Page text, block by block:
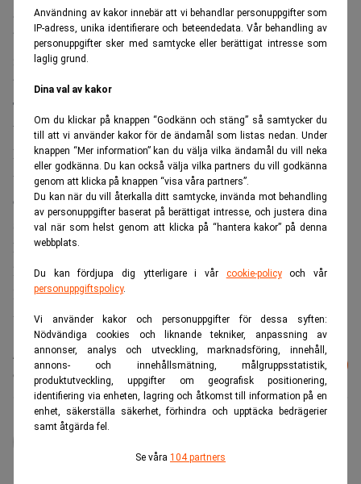
Användning av kakor innebär att vi behandlar personuppgifter som
IP-adress, unika identifierare och beteendedata. Vår behandling av
personuppgifter sker med samtycke eller berättigat intresse som
laglig grund.
Dina val av kakor
Om du klickar på knappen “Godkänn och stäng” så samtycker du
till att vi använder kakor för de ändamål som listas nedan. Under
knappen “Mer information” kan du välja vilka ändamål du vill neka
eller godkänna. Du kan också välja vilka partners du vill godkänna
genom att klicka på knappen “visa våra partners”.
Du kan när du vill återkalla ditt samtycke, invända mot behandling
av personuppgifter baserat på berättigat intresse, och justera dina
val när som helst genom att klicka på “hantera kakor” på denna
webbplats.
Du kan fördjupa dig ytterligare i vår cookie-policyoch vår
personuppgiftspolicy.
Vi använder kakor och personuppgifter för dessa syften:
Nödvändiga cookies och liknande tekniker, anpassning av
annonser, analys och utveckling, marknadsföring, innehåll,
annons- och innehållsmätning, målgruppsstatistik,
produktutveckling, uppgifter om geografisk positionering,
identifiering via enheten, lagring och åtkomst till information på en
enhet, säkerställa säkerhet, förhindra och upptäcka bedrägerier
samt åtgärda fel.
Se våra 104 partners
amerikanska handelsdepartementet infört mot import av
bestruket kinesiskt papper. Sådant papper används ofta
inom förlagsbranschen därför att det ger möjligheter till
bättre och skarpare tryck än obestruket papper.
Tidigare på dagen visade WTO-handlingar att USA nu ber
WTO att tillsätta en grupp som ska granska i vilken mån
Pekingregeringen gör något för att skydda och stärka
upphovsrätten i Kina. Den begäran ska behandlas inom
organisationens organ för lösning av tvister som
sammanträder den 25 september.
Relationerna mellan de båda ekonomiska stormakterna har
länge tyngts av motsättningar gällande allt från
Kinatillverkade leksakers säkerhet till den kinesiska
valutans växelkurser.
Läs mer från Realtid - vårt nyhetsbrev
är kostnadsfritt:
Prenumerera
administrator